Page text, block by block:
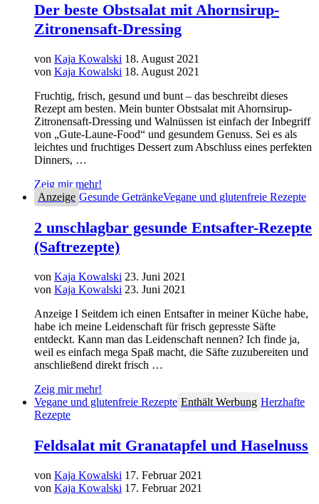
Der beste Obstsalat mit Ahornsirup-
Zitronensaft-Dressing
von Kaja Kowalski 18. August 2021
von Kaja Kowalski 18. August 2021
Fruchtig, frisch, gesund und bunt – das beschreibt dieses
Rezept am besten. Mein bunter Obstsalat mit Ahornsirup-
Zitronensaft-Dressing und Walnüssen ist einfach der Inbegriff
von „Gute-Laune-Food“ und gesundem Genuss. Sei es als
leichtes und fruchtiges Dessert zum Abschluss eines perfekten
Dinners, …
Zeig mir mehr!
Anzeige Gesunde GetränkeVegane und glutenfreie Rezepte
2 unschlagbar gesunde Entsafter-Rezepte
(Saftrezepte)
von Kaja Kowalski 23. Juni 2021
von Kaja Kowalski 23. Juni 2021
Anzeige I Seitdem ich einen Entsafter in meiner Küche habe,
habe ich meine Leidenschaft für frisch gepresste Säfte
entdeckt. Kann man das Leidenschaft nennen? Ich finde ja,
weil es einfach mega Spaß macht, die Säfte zuzubereiten und
anschließend direkt frisch …
Zeig mir mehr!
Vegane und glutenfreie Rezepte Enthält Werbung Herzhafte
Rezepte
Feldsalat mit Granatapfel und Haselnuss
von Kaja Kowalski 17. Februar 2021
von Kaja Kowalski 17. Februar 2021